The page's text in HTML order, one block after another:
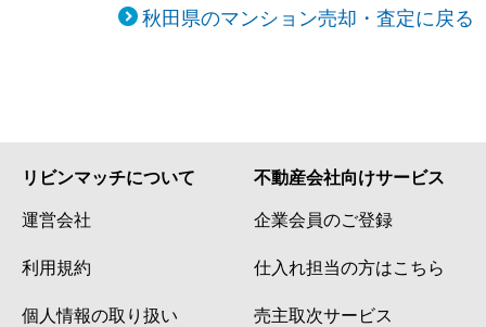
秋田県のマンション売却・査定に戻る
リビンマッチについて
運営会社
利用規約
個人情報の取り扱い
不動産会社向けサービス
企業会員のご登録
仕入れ担当の方はこちら
売主取次サービス